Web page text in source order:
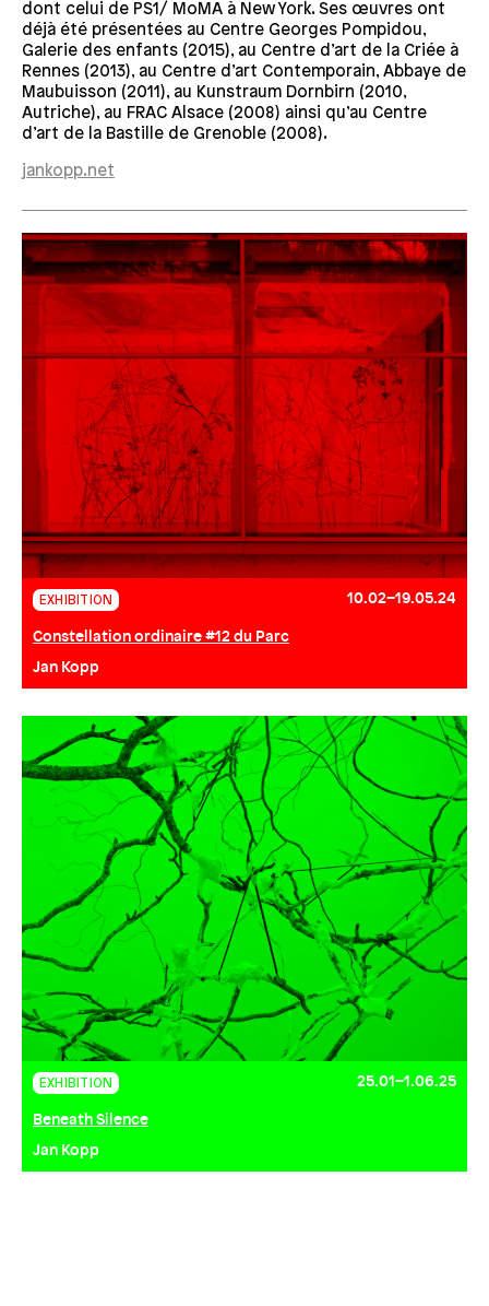
dont celui de PS1/ MoMA à New York. Ses œuvres ont
déjà été présentées au Centre Georges Pompidou,
Galerie des enfants (2015), au Centre d’art de la Criée à
Rennes (2013), au Centre d’art Contemporain, Abbaye de
Maubuisson (2011), au Kunstraum Dornbirn (2010,
Autriche), au FRAC Alsace (2008) ainsi qu’au Centre
d’art de la Bastille de Grenoble (2008).
jankopp.net
EXHIBITION
Constellation ordinaire #12 du Parc
10.02–19.05.24
Jan Kopp
EXHIBITION
Beneath Silence
25.01–1.06.25
Jan Kopp